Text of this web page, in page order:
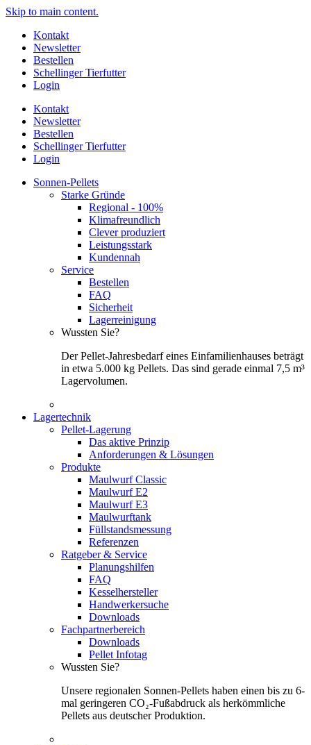
Skip to main content.
Kontakt
Newsletter
Bestellen
Schellinger Tierfutter
Login
Kontakt
Newsletter
Bestellen
Schellinger Tierfutter
Login
Sonnen-Pellets
Starke Gründe
Regional - 100%
Klimafreundlich
Clever produziert
Leistungsstark
Kundennah
Service
Bestellen
FAQ
Sicherheit
Lagerreinigung
Wussten Sie?
Der Pellet-Jahresbedarf eines Einfamilienhauses beträgt
in etwa 5.000 kg Pellets. Das sind gerade einmal 7,5 m³
Lagervolumen.
Lagertechnik
Pellet-Lagerung
Das aktive Prinzip
Anforderungen & Lösungen
Produkte
Maulwurf Classic
Maulwurf E2
Maulwurf E3
Maulwurftank
Füllstandsmessung
Referenzen
Ratgeber & Service
Planungshilfen
FAQ
Kesselhersteller
Handwerkersuche
Downloads
Fachpartnerbereich
Downloads
Pellet Infotag
Wussten Sie?
Unsere regionalen Sonnen-Pellets haben einen bis zu 6-
mal geringeren CO₂-Fußabdruck als herkömmliche
Pellets aus deutscher Produktion.